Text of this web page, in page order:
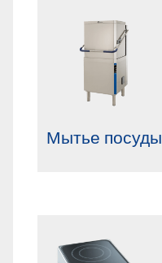
Мытье посуды